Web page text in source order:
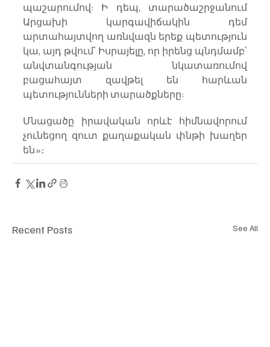
պաշարումով: Ի դեպ, տարածաշրջանում
Արցախի կարգավիճակին դեմ
արտահայտվող առնվազն երեք պետություն
կա, այդ թվում՝ Իսրայելը, որ իրենց պնդմամբ՝
անվտանգության նկատառումով
բացահայտ զավթել են հարևան
պետությունների տարածքները:
Մնացածը իրավական որևէ հիմնավորում
չունեցող զուտ քաղաքական փնթի խաղեր
են»։
Recent Posts See All